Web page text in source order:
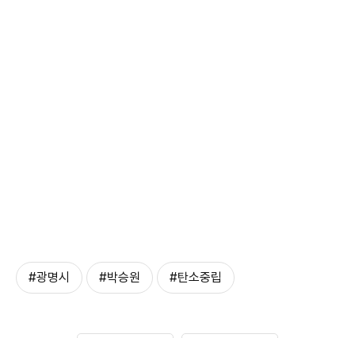
#광명시 #박승원 #탄소중립